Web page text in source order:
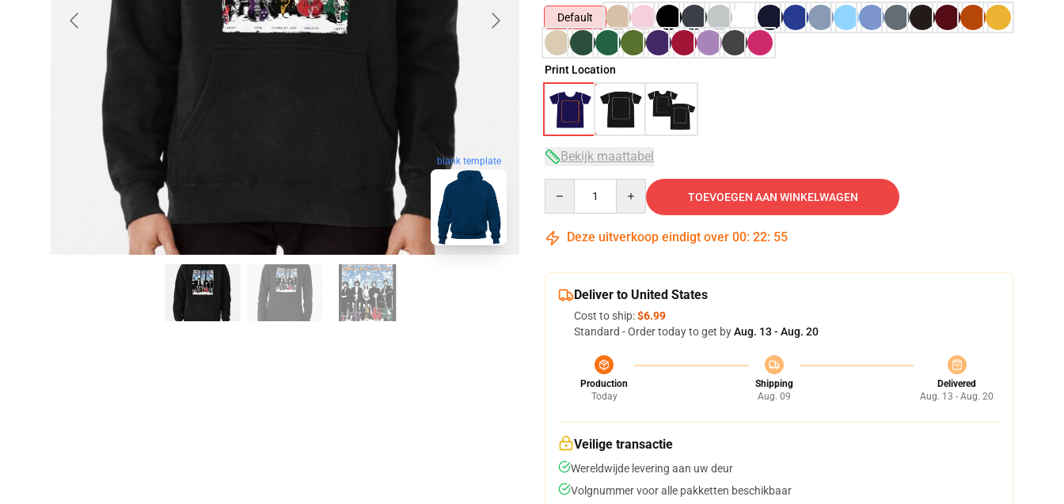
blank template
Default
Print Location
Bekijk maattabel
TOEVOEGEN AAN WINKELWAGEN
Deze uitverkoop eindigt over 00: 22: 54
Deliver to United States
Cost to ship:$6.99
Standard - Order today to get byAug. 13 - Aug. 20
Production
Today
Shipping
Aug. 09
Delivered
Aug. 13 - Aug. 20
Veilige transactie
Wereldwijde levering aan uw deur
Volgnummer voor alle pakketten beschikbaar